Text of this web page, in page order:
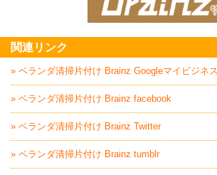
関連リンク
» ベランダ清掃片付け Brainz Googleマイビジネス
» ベランダ清掃片付け Brainz facebook
» ベランダ清掃片付け Brainz Twitter
» ベランダ清掃片付け Brainz tumblr